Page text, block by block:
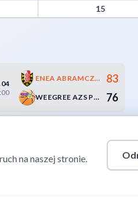
Fast Break Points, and Bench
15
ENEA ABRAMCZYK ASTORIA BYDGOSZCZ 83
WEEGREE AZS POLITECHNIKA OPOLSKA 76
na naszej stronie.